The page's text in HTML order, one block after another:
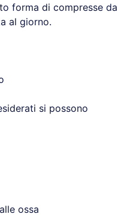
forma di compresse da
al giorno.
si possono
ossa